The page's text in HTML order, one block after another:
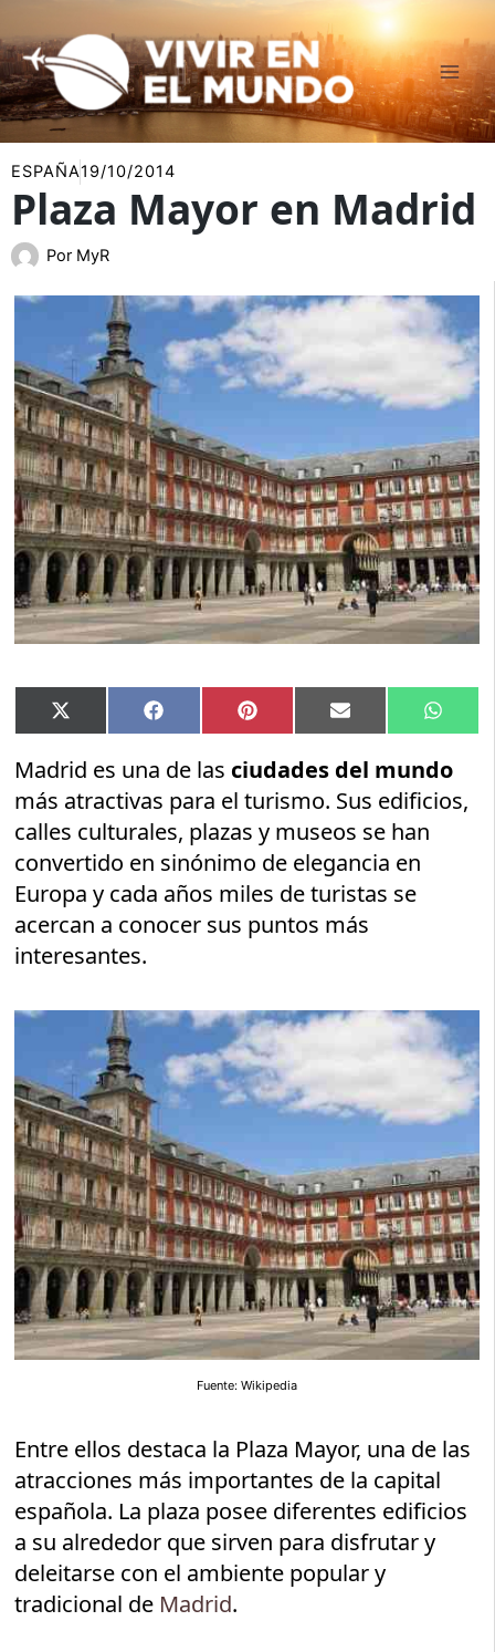
al
contenido
ESPAÑA19/10/2014
Plaza Mayor en Madrid
Por MyR
Compartir
en
X
(Twitter)
Compartir
en
Facebook Compartir
en
Pinterest Compartir
en
Email
en
Madrid es una de las ciudades del mundo
más atractivas para el turismo. Sus edificios,
calles culturales, plazas y museos se han
convertido en sinónimo de elegancia en
Europa y cada años miles de turistas se
acercan a conocer sus puntos más
interesantes.
Fuente: Wikipedia
Entre ellos destaca la Plaza Mayor, una de las
atracciones más importantes de la capital
española. La plaza posee diferentes edificios
a su alrededor que sirven para disfrutar y
deleitarse con el ambiente popular y
tradicional de Madrid.